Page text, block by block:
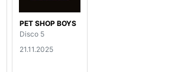
PET SHOP BOYS
Disco 5
21.11.2025